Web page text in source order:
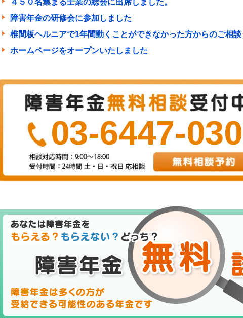
４５０名集まる士業の総会に出席しました。
障害年金の研修会に参加しました
椎間板ヘルニアで1年間動くことができなかった方からのご相談
ホームページをオープンいたしました
03-6447-